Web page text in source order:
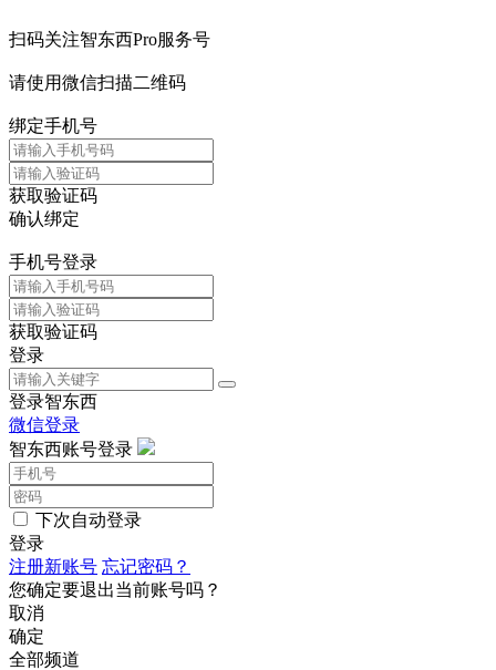
扫码关注智东西Pro服务号
请使用微信扫描二维码
绑定手机号
获取验证码
确认绑定
手机号登录
获取验证码
登录
登录智东西
微信登录
智东西账号登录
下次自动登录
登录
注册新账号 忘记密码？
您确定要退出当前账号吗？
取消
确定
全部频道